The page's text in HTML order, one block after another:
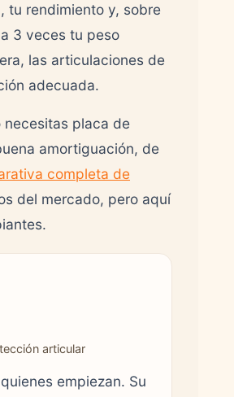
tu rendimiento y, sobre
3 veces tu peso
las articulaciones de
adecuada.
necesitas placa de
amortiguación, de
completa de
del mercado, pero aquí
articular
empiezan. Su